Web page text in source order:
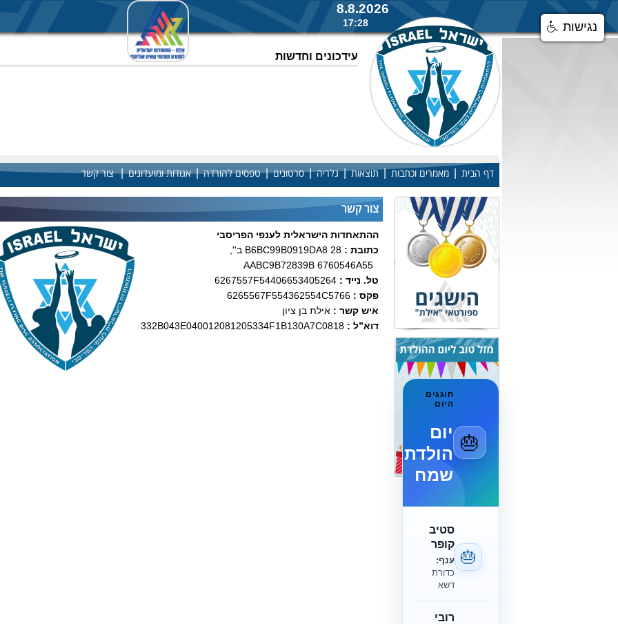
8.8.2026
17:28
עידכונים וחדשות
דף הבית מאמרים וכתבות|תוצאות|גלריה|סרטונים|טפסים להורדה|אגודות ומועדונים| צור קשר
🎂
חוגגים
היום
יום
הולדת
שמח
🎂
סטיב
קופר
ענף:
כדורת
דשא
רובי
צור קשר
ההתאחדות הישראלית לענפי הפריסבי
כתובת :
B6BC99B0919DA8 28 ב'',
טל. נייד : 6267557F54406653405264
פקס : 6265567F554362554C5766
איש קשר : אילת בן ציון
דוא”ל : 332B043E040012081205334F1B130A7C0818
נגישות